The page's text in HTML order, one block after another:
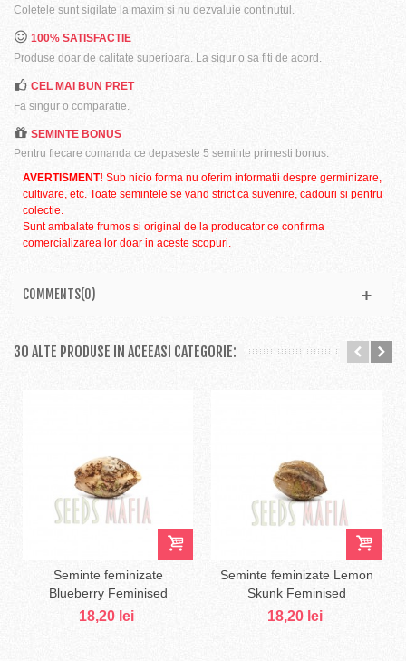
Coletele sunt sigilate la maxim si nu dezvaluie continutul.
100% SATISFACTIE
Produse doar de calitate superioara. La sigur o sa fiti de acord.
CEL MAI BUN PRET
Fa singur o comparatie.
SEMINTE BONUS
Pentru fiecare comanda ce depaseste 5 seminte primesti bonus.
AVERTISMENT! Sub nicio forma nu oferim informatii despre germinizare,
cultivare, etc. Toate semintele se vand strict ca suvenire, cadouri si pentru
colectie.
Sunt ambalate frumos si original de la producator ce confirma
comercializarea lor doar in aceste scopuri.
COMMENTS(0)
30 ALTE PRODUSE IN ACEEASI CATEGORIE:
Seminte feminizate
Blueberry Feminised
18,20 lei
Seminte feminizate Lemon
Skunk Feminised
18,20 lei